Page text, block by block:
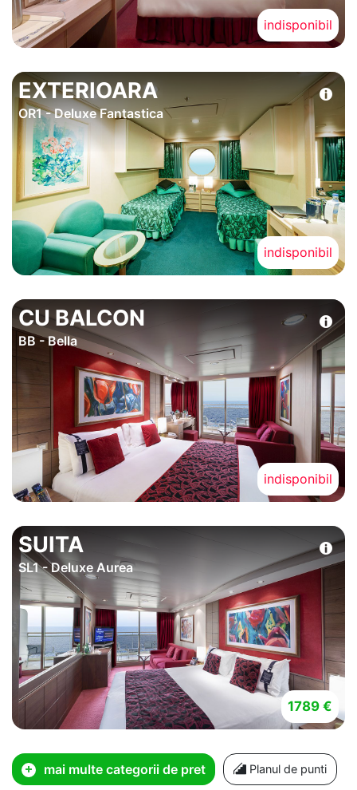
indisponibil
EXTERIOARA
OR1 - Deluxe Fantastica
indisponibil
CU BALCON
BB - Bella
indisponibil
SUITA
SL1 - Deluxe Aurea
1789 €
mai multe categorii de pret Planul de punti